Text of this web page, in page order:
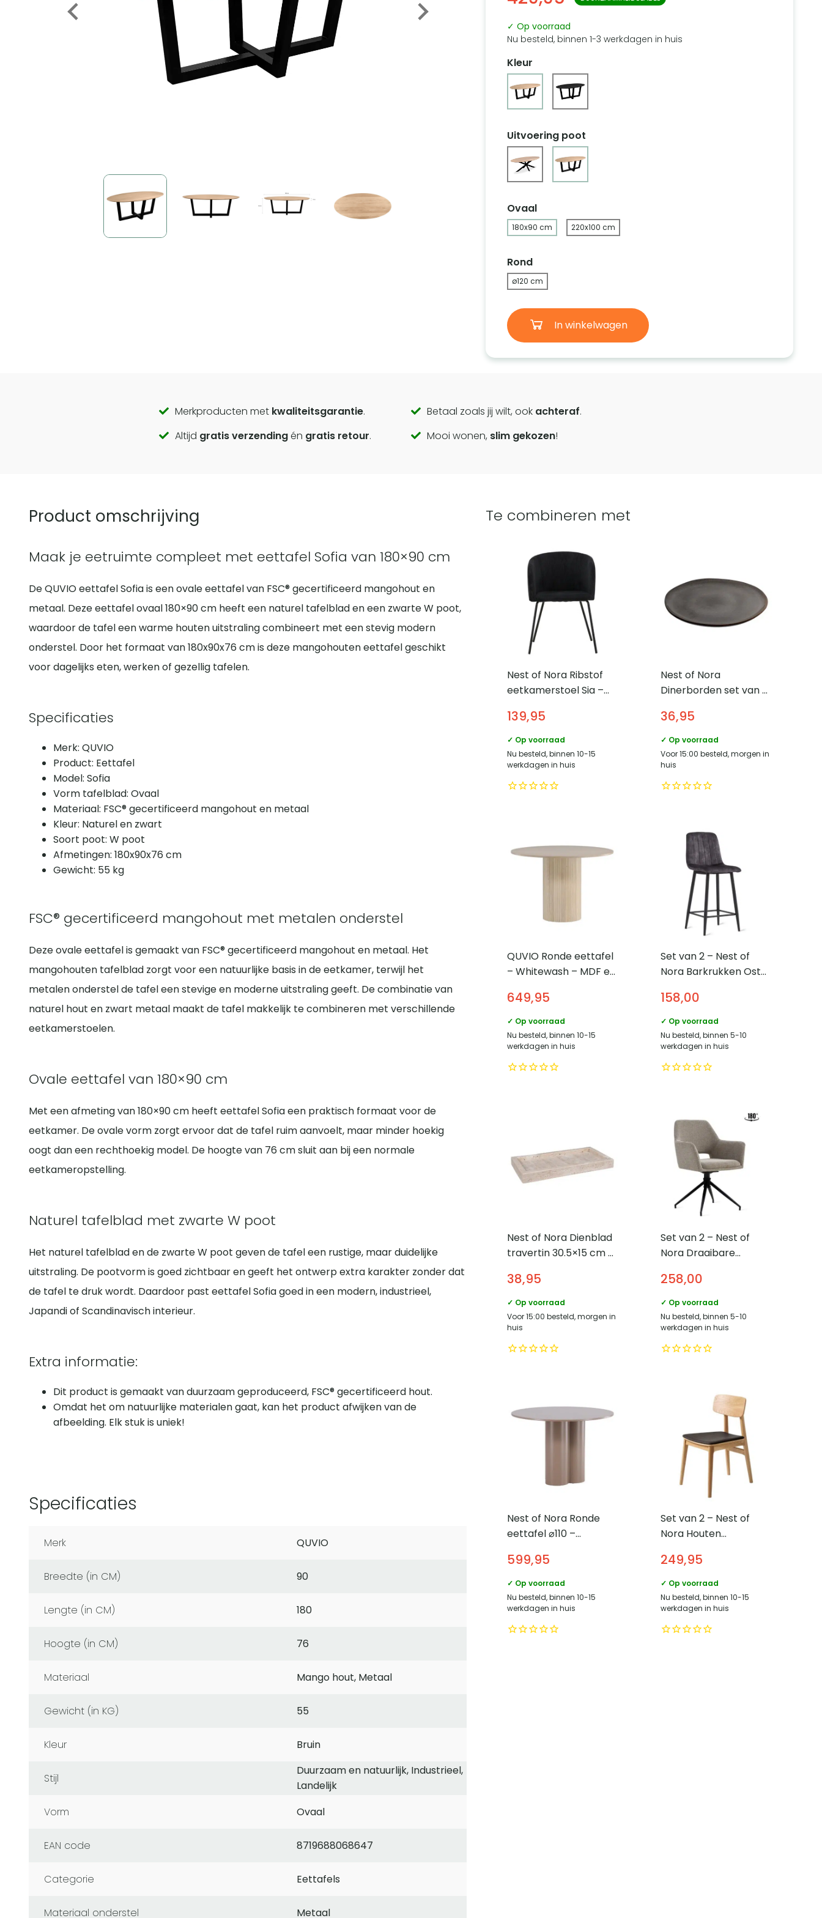
✓ Op voorraad
Nu besteld, binnen 1-3 werkdagen in huis
Kleur
Uitvoering poot
Ovaal
180x90 cm 220x100 cm
Rond
ø120 cm
In winkelwagen
Call
to
Merkproducten met kwaliteitsgarantie. Betaal zoals jij wilt, ook achteraf.
Altijd gratis verzendingén gratis retour. Mooi wonen, slim gekozen!
Product omschrijving
Maak je eetruimte compleet met eettafel Sofia van 180×90 cm
De QUVIO eettafel Sofia is een ovale eettafel van FSC® gecertificeerd mangohout en
metaal. Deze eettafel ovaal 180×90 cm heeft een naturel tafelblad en een zwarte W poot,
waardoor de tafel een warme houten uitstraling combineert met een stevig modern
onderstel. Door het formaat van 180x90x76 cm is deze mangohouten eettafel geschikt
voor dagelijks eten, werken of gezellig tafelen.
Specificaties
Merk: QUVIO
Product: Eettafel
Model: Sofia
Vorm tafelblad: Ovaal
Materiaal: FSC® gecertificeerd mangohout en metaal
Kleur: Naturel en zwart
Soort poot: W poot
Afmetingen: 180x90x76 cm
Gewicht: 55 kg
FSC® gecertificeerd mangohout met metalen onderstel
Deze ovale eettafel is gemaakt van FSC® gecertificeerd mangohout en metaal. Het
mangohouten tafelblad zorgt voor een natuurlijke basis in de eetkamer, terwijl het
metalen onderstel de tafel een stevige en moderne uitstraling geeft. De combinatie van
naturel hout en zwart metaal maakt de tafel makkelijk te combineren met verschillende
eetkamerstoelen.
Ovale eettafel van 180×90 cm
Met een afmeting van 180×90 cm heeft eettafel Sofia een praktisch formaat voor de
eetkamer. De ovale vorm zorgt ervoor dat de tafel ruim aanvoelt, maar minder hoekig
oogt dan een rechthoekig model. De hoogte van 76 cm sluit aan bij een normale
eetkameropstelling.
Naturel tafelblad met zwarte W poot
Het naturel tafelblad en de zwarte W poot geven de tafel een rustige, maar duidelijke
uitstraling. De pootvorm is goed zichtbaar en geeft het ontwerp extra karakter zonder dat
de tafel te druk wordt. Daardoor past eettafel Sofia goed in een modern, industrieel,
Japandi of Scandinavisch interieur.
Extra informatie:
Dit product is gemaakt van duurzaam geproduceerd, FSC® gecertificeerd hout.
Omdat het om natuurlijke materialen gaat, kan het product afwijken van de
afbeelding. Elk stuk is uniek!
Specificaties
Merk QUVIO
Breedte (in CM) 90
Lengte (in CM) 180
Hoogte (in CM) 76
Materiaal Mango hout, Metaal
Gewicht (in KG) 55
Kleur Bruin
Stijl
Duurzaam en natuurlijk, Industrieel,
Landelijk
Vorm
Ovaal
EAN code 8719688068647
Categorie Eettafels
Materiaal onderstel Metaal
Te combineren met
Nest of Nora Ribstof
eetkamerstoel Sia –
139,95
✓ Op voorraad
Nu besteld, binnen 10-15
werkdagen in huis
Nest of Nora
Dinerborden set van 4
36,95
✓ Op voorraad
Voor 15:00 besteld, morgen in
huis
QUVIO Ronde eettafel
– Whitewash – MDF en
eetkamer
649,95
✓ Op voorraad
Nu besteld, binnen 10-15
werkdagen in huis
Set van 2 – Nest of
Nora Barkrukken Osta
Antraciet
158,00
✓ Op voorraad
Nu besteld, binnen 5-10
werkdagen in huis
Nest of Nora Dienblad
travertin 30.5×15 cm –
38,95
✓ Op voorraad
Voor 15:00 besteld, morgen in
huis
Set van 2 – Nest of
Nora Draaibare
armleuningen Savi –
Linnen – Taupe
258,00
✓ Op voorraad
Nu besteld, binnen 5-10
werkdagen in huis
Nest of Nora Ronde
eettafel ⌀110 –
599,95
✓ Op voorraad
Nu besteld, binnen 10-15
werkdagen in huis
Set van 2 – Nest of
Nora Houten
– Eiken – Zwart
249,95
✓ Op voorraad
Nu besteld, binnen 10-15
werkdagen in huis